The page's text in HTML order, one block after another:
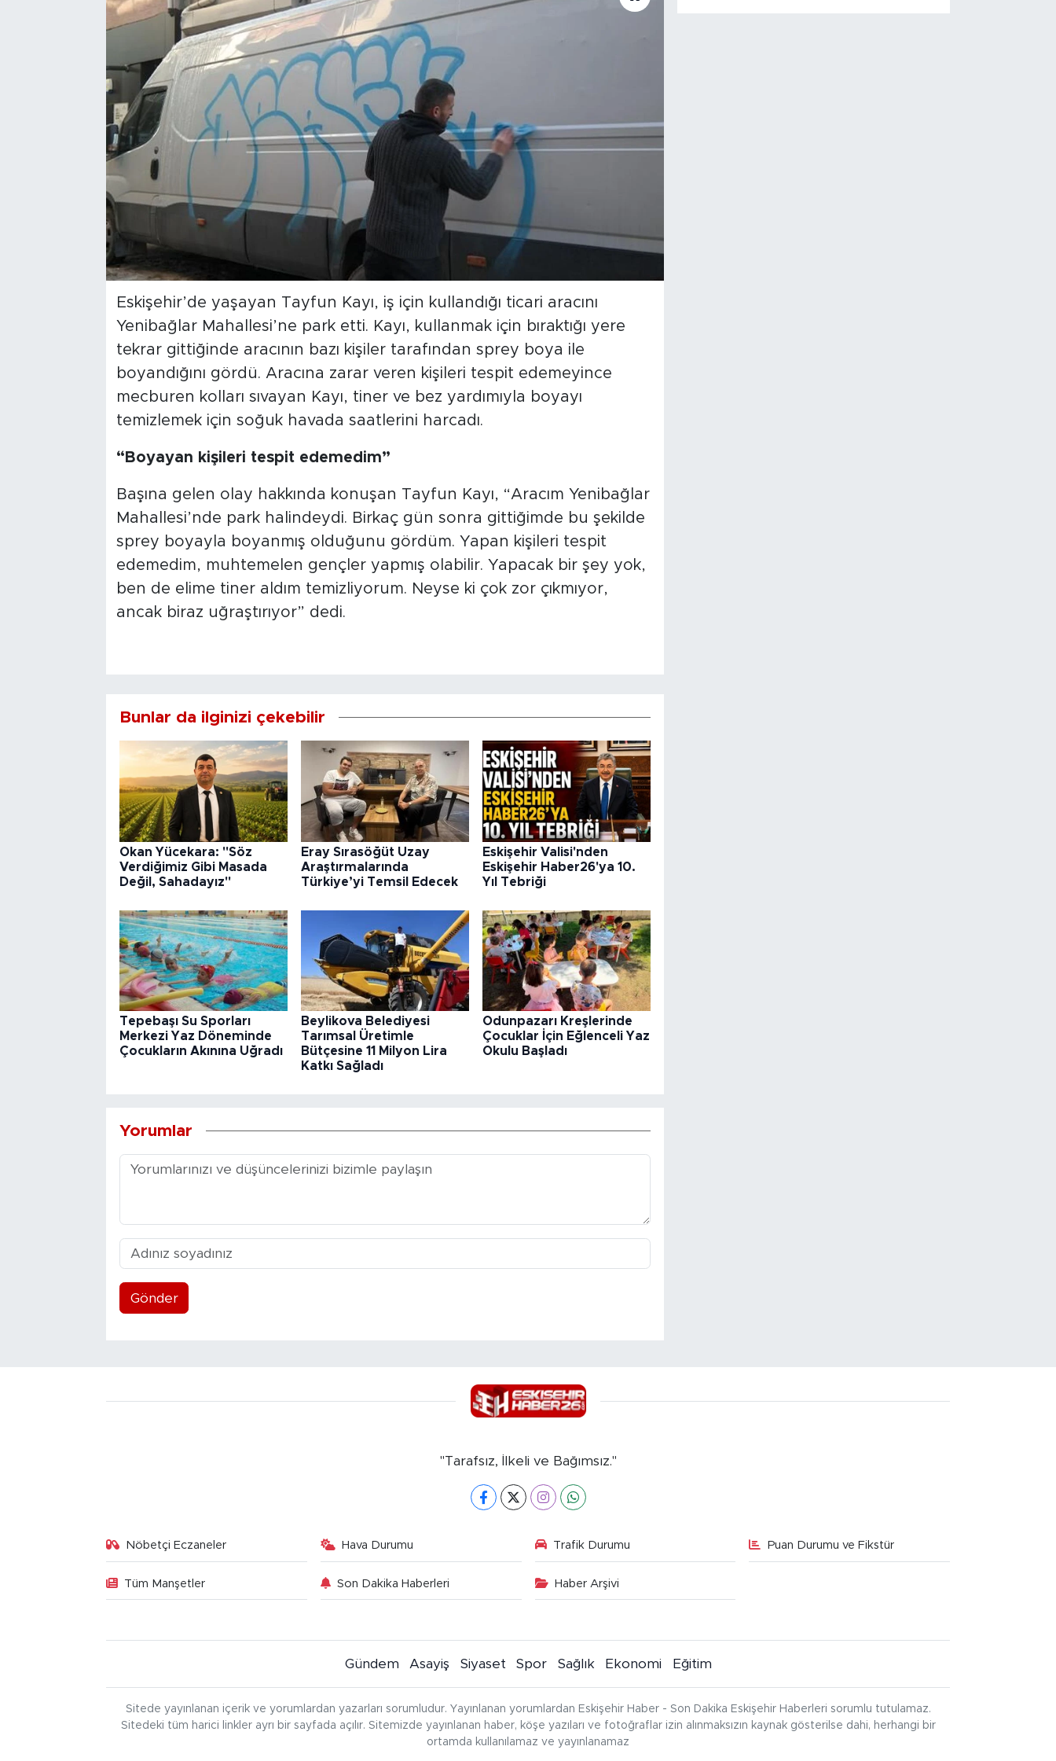
Eskişehir’de yaşayan Tayfun Kayı, iş için kullandığı ticari aracını
Yenibağlar Mahallesi’ne park etti. Kayı, kullanmak için bıraktığı yere
tekrar gittiğinde aracının bazı kişiler tarafından sprey boya ile
boyandığını gördü. Aracına zarar veren kişileri tespit edemeyince
mecburen kolları sıvayan Kayı, tiner ve bez yardımıyla boyayı
temizlemek için soğuk havada saatlerini harcadı.
“Boyayan kişileri tespit edemedim”
Başına gelen olay hakkında konuşan Tayfun Kayı, “Aracım Yenibağlar
Mahallesi’nde park halindeydi. Birkaç gün sonra gittiğimde bu şekilde
sprey boyayla boyanmış olduğunu gördüm. Yapan kişileri tespit
edemedim, muhtemelen gençler yapmış olabilir. Yapacak bir şey yok,
ben de elime tiner aldım temizliyorum. Neyse ki çok zor çıkmıyor,
ancak biraz uğraştırıyor” dedi.
Bunlar da ilginizi çekebilir
Okan Yücekara: "Söz
Verdiğimiz Gibi Masada
Değil, Sahadayız"
Eray Sırasöğüt Uzay
Araştırmalarında
Türkiye’yi Temsil Edecek
Eskişehir Valisi'nden
Eskişehir Haber26'ya 10.
Yıl Tebriği
Tepebaşı Su Sporları
Merkezi Yaz Döneminde
Çocukların Akınına Uğradı
Beylikova Belediyesi
Tarımsal Üretimle
Bütçesine 11 Milyon Lira
Katkı Sağladı
Odunpazarı Kreşlerinde
Çocuklar İçin Eğlenceli Yaz
Okulu Başladı
Yorumlar
Gönder
"Tarafsız, İlkeli ve Bağımsız."
Nöbetçi Eczaneler Hava Durumu Trafik Durumu Puan Durumu ve Fikstür
Tüm Manşetler Son Dakika Haberleri Haber Arşivi
Gündem Asayiş Siyaset Spor Sağlık Ekonomi Eğitim
Sitede yayınlanan içerik ve yorumlardan yazarları sorumludur. Yayınlanan yorumlardan Eskişehir Haber - Son Dakika Eskişehir Haberleri sorumlu tutulamaz.
Sitedeki tüm harici linkler ayrı bir sayfada açılır. Sitemizde yayınlanan haber, köşe yazıları ve fotoğraflar izin alınmaksızın kaynak gösterilse dahi, herhangi bir
ortamda kullanılamaz ve yayınlanamaz
Teknoloji